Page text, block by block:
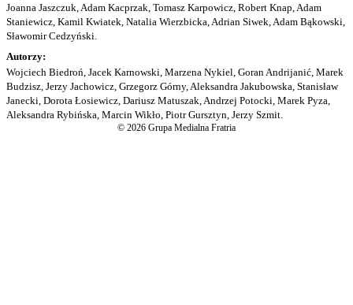
Joanna Jaszczuk, Adam Kacprzak, Tomasz Karpowicz, Robert Knap, Adam
Staniewicz, Kamil Kwiatek, Natalia Wierzbicka, Adrian Siwek, Adam Bąkowski,
Sławomir Cedzyński.
Autorzy:
Wojciech Biedroń, Jacek Karnowski, Marzena Nykiel, Goran Andrijanić, Marek
Budzisz, Jerzy Jachowicz, Grzegorz Górny, Aleksandra Jakubowska, Stanisław
Janecki, Dorota Łosiewicz, Dariusz Matuszak, Andrzej Potocki, Marek Pyza,
Aleksandra Rybińska, Marcin Wikło, Piotr Gursztyn, Jerzy Szmit.
© 2026 Grupa Medialna Fratria